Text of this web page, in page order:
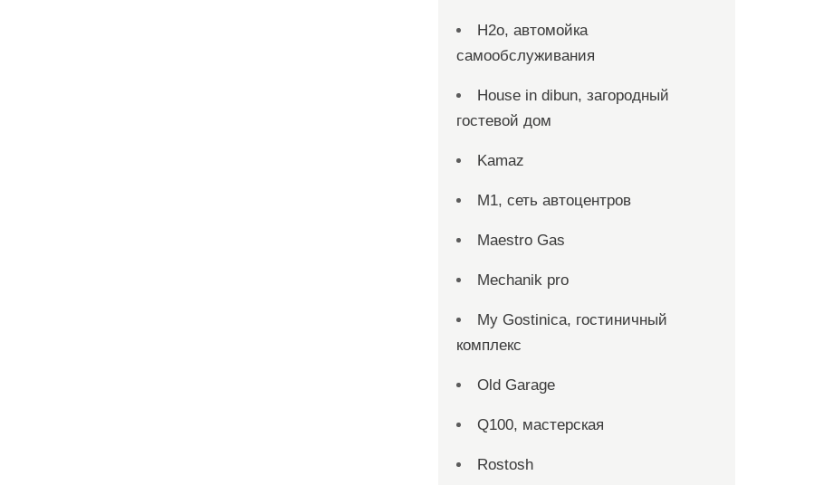
H2o, автомойка
самообслуживания
House in dibun, загородный
гостевой дом
Kamaz
M1, сеть автоцентров
Maestro Gas
Mechanik pro
My Gostinica, гостиничный
комплекс
Old Garage
Q100, мастерская
Rostosh